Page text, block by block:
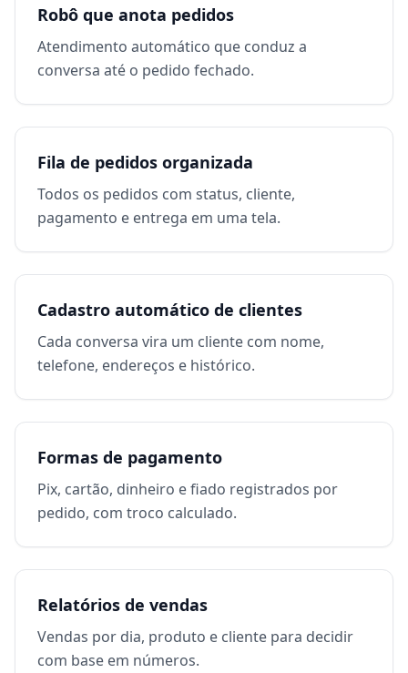
Robô que anota pedidos
Atendimento automático que conduz a
conversa até o pedido fechado.
Fila de pedidos organizada
Todos os pedidos com status, cliente,
pagamento e entrega em uma tela.
Cadastro automático de clientes
Cada conversa vira um cliente com nome,
telefone, endereços e histórico.
Formas de pagamento
Pix, cartão, dinheiro e fiado registrados por
pedido, com troco calculado.
Relatórios de vendas
Vendas por dia, produto e cliente para decidir
com base em números.